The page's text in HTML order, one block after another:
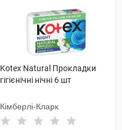
Kotex Natural Прокладки
гігієнічні нічні 6 шт
Кімберлі-Кларк